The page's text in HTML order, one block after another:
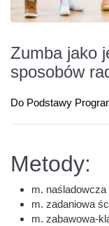
Zumba jako
sposobów
Do Podstawy
Metody:
m. naśladowcza
m. zadaniowa
m. zabawowa-